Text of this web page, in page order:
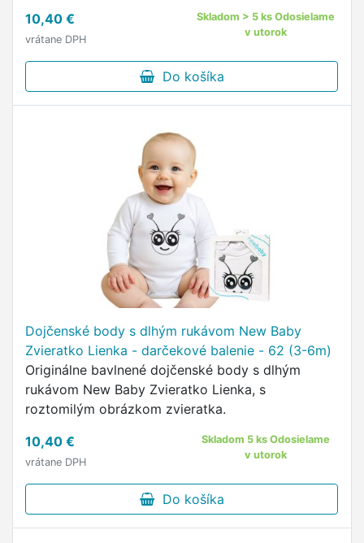
10,40 €
vrátane DPH
Skladom > 5 ks Odosielame
v utorok
Do košíka
Dojčenské body s dlhým rukávom New Baby
Zvieratko Lienka - darčekové balenie - 62 (3-6m)
Originálne bavlnené dojčenské body s dlhým
rukávom New Baby Zvieratko Lienka, s
roztomilým obrázkom zvieratka.
10,40 €
vrátane DPH
Skladom 5 ks Odosielame
v utorok
Do košíka